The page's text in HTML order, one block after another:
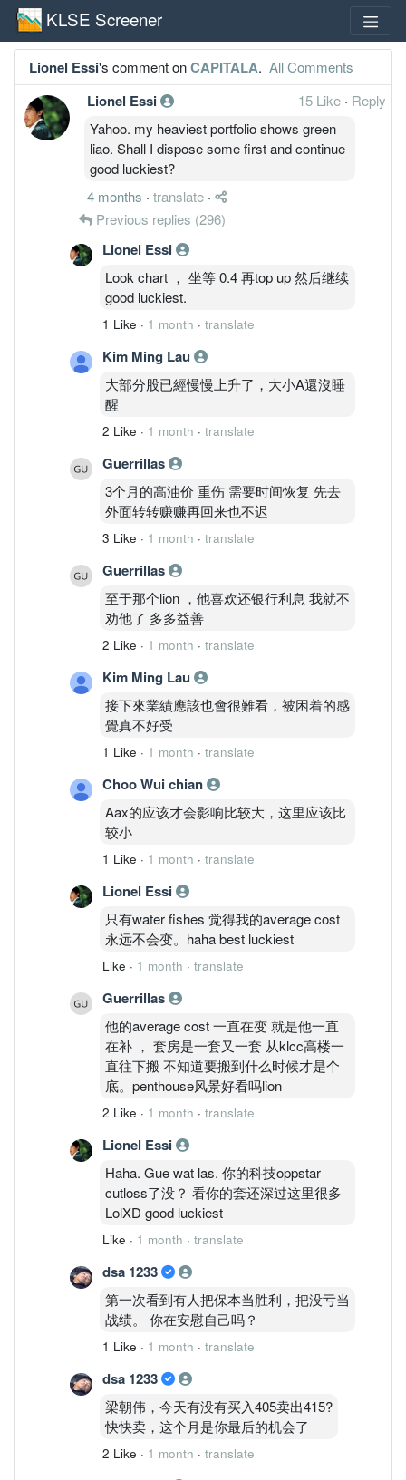
KLSE Screener
Lionel Essi's comment onCAPITALA. All Comments
Lionel Essi 15 Like · Reply
Yahoo. my heaviest portfolio shows green
liao. Shall I dispose some first and continue
good luckiest?
4 months · translate ·
Previous replies (296)
Lionel Essi
Look chart ， 坐等 0.4 再top up 然后继续
good luckiest.
1 Like · 1 month · translate
Kim Ming Lau
大部分股已經慢慢上升了，大小A還沒睡
醒
2 Like · 1 month · translate
Guerrillas
3个月的高油价 重伤 需要时间恢复 先去
外面转转赚赚再回来也不迟
3 Like · 1 month · translate
Guerrillas
至于那个lion ，他喜欢还银行利息 我就不
劝他了 多多益善
2 Like · 1 month · translate
Kim Ming Lau
接下來業績應該也會很難看，被困着的感
覺真不好受
1 Like · 1 month · translate
Choo Wui chian
Aax的应该才会影响比较大，这里应该比
较小
1 Like · 1 month · translate
Lionel Essi
只有water fishes 觉得我的average cost
永远不会变。haha best luckiest
Like · 1 month · translate
Guerrillas
他的average cost 一直在变 就是他一直
在补 ， 套房是一套又一套 从klcc高楼一
直往下搬 不知道要搬到什么时候才是个
底。penthouse风景好看吗lion
2 Like · 1 month · translate
Lionel Essi
Haha. Gue wat las. 你的科技oppstar
cutloss了没？ 看你的套还深过这里很多
LolXD good luckiest
Like · 1 month · translate
dsa 1233
第一次看到有人把保本当胜利，把没亏当
战绩。 你在安慰自己吗？
1 Like · 1 month · translate
dsa 1233
梁朝伟，今天有没有买入405卖出415?
快快卖，这个月是你最后的机会了
2 Like · 1 month · translate